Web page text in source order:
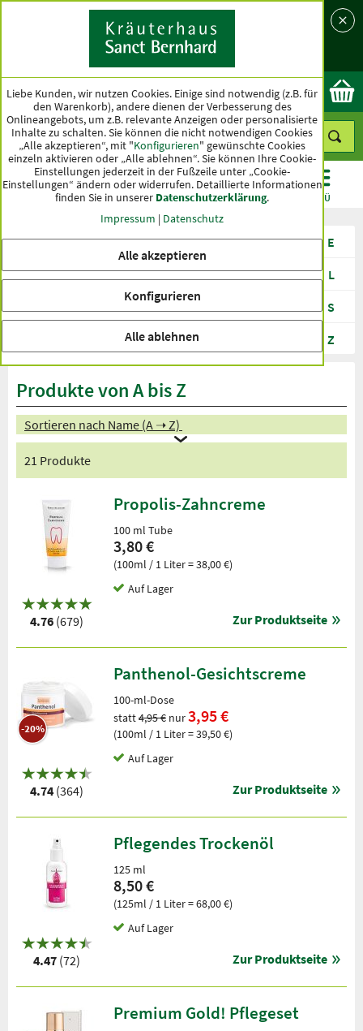
Land
Ok
KATEGORIEN ANGEBOTE TOPSELLER MENÜ
Alle 0-9 A B C D
E
F
G H I J K
L
S
V W Z
Produkte von A bis Z
Sortieren nach Name (A ➝ Z)
21 Produkte
4.76 (679)
Propolis-Zahncreme
100 ml Tube
3,80 €
(100ml / 1 Liter = 38,00 €)
Auf Lager
Zur Produktseite
-20%
4.74 (364)
Panthenol-Gesichtscreme
100-ml-Dose
statt4,95 € nur3,95 €
(100ml / 1 Liter = 39,50 €)
Auf Lager
Zur Produktseite
4.47 (72)
Pflegendes Trockenöl
125 ml
8,50 €
(125ml / 1 Liter = 68,00 €)
Auf Lager
Zur Produktseite
Premium Gold! Pflegeset
Liebe Kunden, wir nutzen Cookies. Einige sind notwendig (z.B. für
den Warenkorb), andere dienen der Verbesserung des
Onlineangebots, um z.B. relevante Anzeigen oder personalisierte
Inhalte zu schalten. Sie können die nicht notwendigen Cookies
„Alle akzeptieren“, mit "Konfigurieren" gewünschte Cookies
einzeln aktivieren oder „Alle ablehnen“. Sie können Ihre Cookie-
Einstellungen jederzeit in der Fußzeile unter „Cookie-
Einstellungen“ ändern oder widerrufen. Detaillierte Informationen
finden Sie in unserer Datenschutzerklärung.
Impressum | Datenschutz
Alle akzeptieren
Konfigurieren
Alle ablehnen